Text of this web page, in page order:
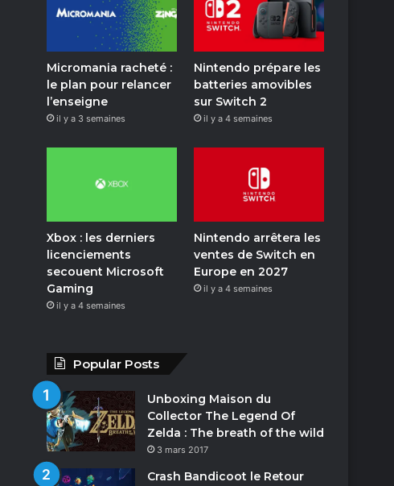
b
o
k
u
b
e
r
a
c
o
k
y
m
o
Micromania racheté :
le plan pour relancer
l’enseigne
il y a 3 semaines
Nintendo prépare les
batteries amovibles
sur Switch 2
il y a 4 semaines
Xbox : les derniers
licenciements
secouent Microsoft
Gaming
il y a 4 semaines
Nintendo arrêtera les
ventes de Switch en
Europe en 2027
il y a 4 semaines
Popular Posts
Unboxing Maison du
Collector The Legend Of
Zelda : The breath of the wild
3 mars 2017
Crash Bandicoot le Retour